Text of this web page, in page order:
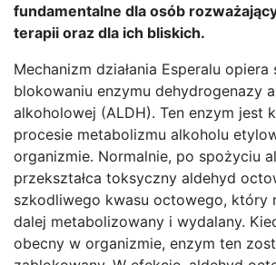
fundamentalne dla osób
terapii oraz dla ich bliskich.
Mechanizm działania Esperalu opiera
blokowaniu enzymu dehydrogenazy
alkoholowej (ALDH). Ten enzym jest
procesie metabolizmu alkoholu
organizmie. Normalnie, po spożyciu
przekształca toksyczny aldehyd
szkodliwego kwasu octowego, który
dalej metabolizowany i wydalany.
obecny w organizmie, enzym ten